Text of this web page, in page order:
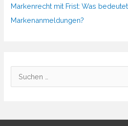
Markenrecht mit Frist: Was
Markenanmeldungen?
u